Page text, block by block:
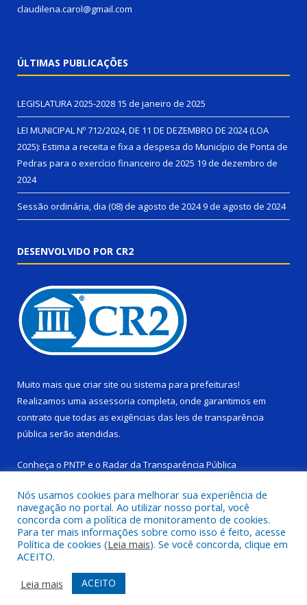
claudilena.carol@gmail.com
ÚLTIMAS PUBLICAÇÕES
LEGISLATURA 2025-2028 15 de janeiro de 2025
LEI MUNICIPAL Nº 712/2024, DE 11 DE DEZEMBRO DE 2024 (LOA
2025): Estima a receita e fixa a despesa do Município de Ponta de
Pedras para o exercício financeiro de 2025 19 de dezembro de
2024
Sessão ordinária, dia (08) de agosto de 20249 de agosto de 2024
DESENVOLVIDO POR CR2
Muito mais que criar site ou sistema para prefeituras!
Realizamos uma assessoria completa, onde garantimos em
contrato que todas as exigências das leis de transparência
pública serão atendidas.
Conheça o PNTP e o Radar da Transparência Pública
Todos os direitos reservados a Câmara Municipal de Ponta de
Pedras.
Mapa do Site
Acessar Área Administrativa
Acessar Webmail
Nós usamos cookies para melhorar sua experiência de
navegação no portal. Ao utilizar nosso portal, você
concorda com a política de monitoramento de cookies.
Para ter mais informações sobre como isso é feito, acesse
Política de cookies (Leia mais). Se você concorda, clique em
ACEITO.
Leia mais
ACEITO